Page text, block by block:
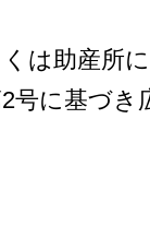
は助産所
号に基づき